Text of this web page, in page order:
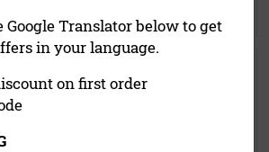
31,90 €
Google Translator below to get
in your language.
on first order